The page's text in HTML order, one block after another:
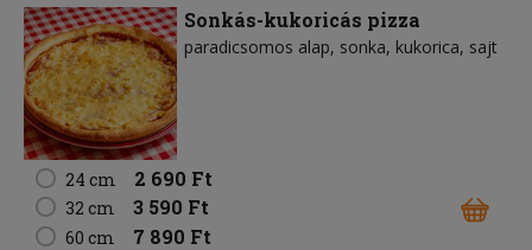
Sonkás-kukoricás pizza
paradicsomos alap sonka kukorica sajt
24 cm 2 690 Ft
32 cm 3 590 Ft
60 cm 7 890 Ft